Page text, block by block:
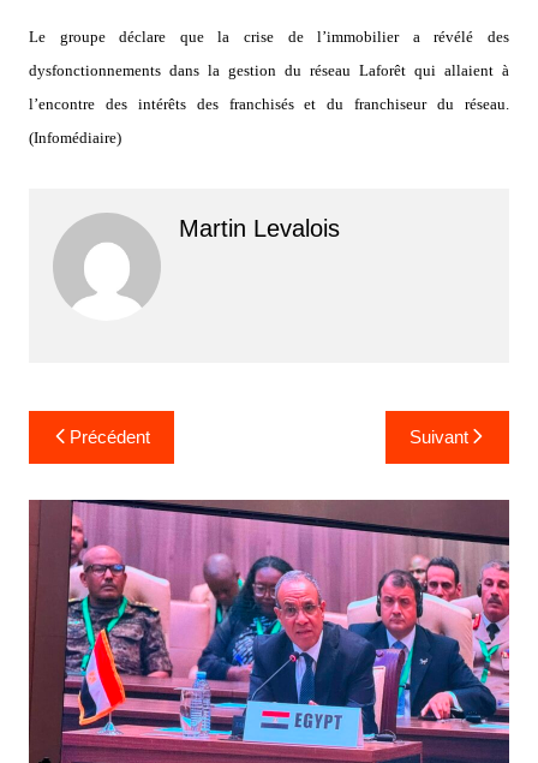
Le groupe déclare que la crise de l’immobilier a révélé des
dysfonctionnements dans la gestion du réseau Laforêt qui allaient à
l’encontre des intérêts des franchisés et du franchiseur du réseau.
(Infomédiaire)
Martin Levalois
Navigation
de
l’article
Précédent Suivant